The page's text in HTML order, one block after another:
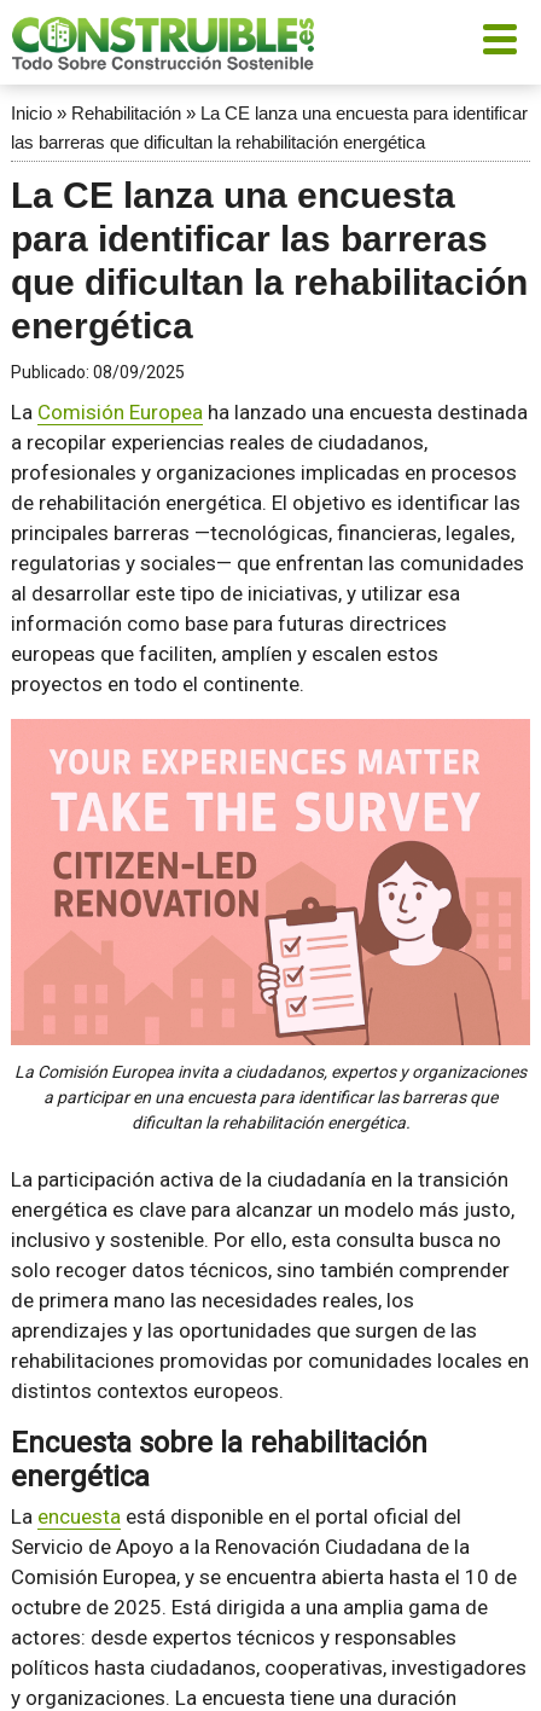
Inicio» Rehabilitación» La CE lanza una encuesta para identificar
las barreras que dificultan la rehabilitación energética
La CE lanza una encuesta
para identificar las barreras
que dificultan la rehabilitación
energética
Publicado: 08/09/2025
La Comisión Europeaha lanzado una encuesta destinada
a recopilar experiencias reales de ciudadanos,
profesionales y organizaciones implicadas en procesos
de rehabilitación energética. El objetivo es identificar las
principales barreras —tecnológicas, financieras, legales,
regulatorias y sociales— que enfrentan las comunidades
al desarrollar este tipo de iniciativas, y utilizar esa
información como base para futuras directrices
europeas que faciliten, amplíen y escalen estos
proyectos en todo el continente.
La Comisión Europea invita a ciudadanos, expertos y organizaciones
a participar en una encuesta para identificar las barreras que
dificultan la rehabilitación energética.
La participación activa de la ciudadanía en la transición
energética es clave para alcanzar un modelo más justo,
inclusivo y sostenible. Por ello, esta consulta busca no
solo recoger datos técnicos, sino también comprender
de primera mano las necesidades reales, los
aprendizajes y las oportunidades que surgen de las
rehabilitaciones promovidas por comunidades locales en
distintos contextos europeos.
Encuesta sobre la rehabilitación
energética
La encuesta está disponible en el portal oficial del
Servicio de Apoyo a la Renovación Ciudadana de la
Comisión Europea, y se encuentra abierta hasta el 10 de
octubre de 2025. Está dirigida a una amplia gama de
actores: desde expertos técnicos y responsables
políticos hasta ciudadanos, cooperativas, investigadores
y organizaciones. La encuesta tiene una duración